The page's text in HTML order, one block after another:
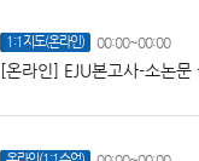
1:1지도(온라인) 00:00~00:00
[온라인] EJU본고사-소논